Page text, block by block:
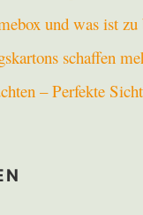
und was ist zu
schaffen
– Perfekte